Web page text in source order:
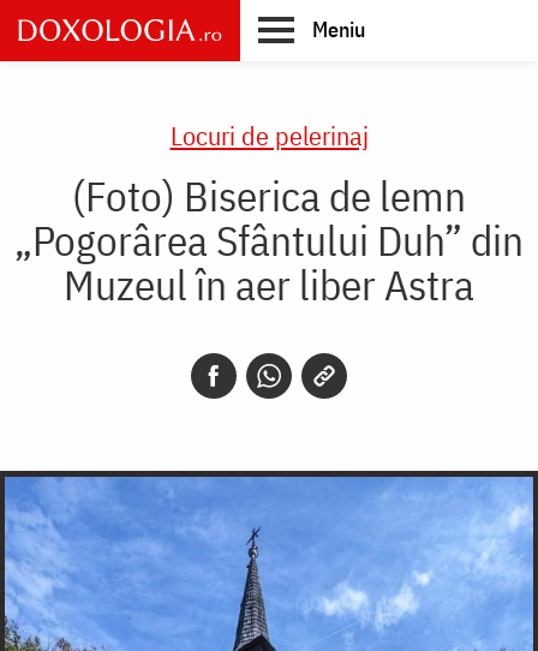
Skip
to
main
Meniu
Locuri de pelerinaj
(Foto) Biserica de lemn
„Pogorârea Sfântului Duh” din
Muzeul în aer liber Astra